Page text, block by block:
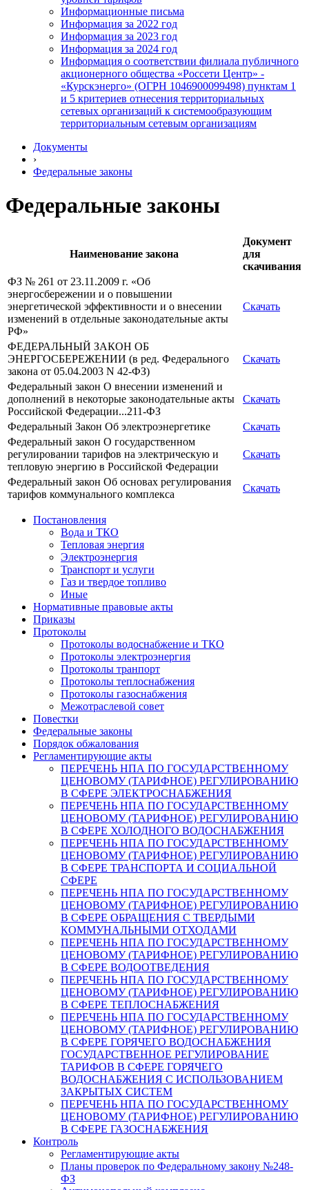
Информационные письма
Информация за 2022 год
Информация за 2023 год
Информация за 2024 год
Информация о соответствии филиала публичного
акционерного общества «Россети Центр» -
«Курскэнерго» (ОГРН 1046900099498) пунктам 1
и 5 критериев отнесения территориальных
сетевых организаций к системообразующим
территориальным сетевым организациям
Документы
›
Федеральные законы
Федеральные законы
Наименование закона
Документ
для
скачивания
ФЗ № 261 от 23.11.2009 г. «Об
энергосбережении и о повышении
энергетической эффективности и о внесении
изменений в отдельные законодательные акты
РФ»
Скачать
ФЕДЕРАЛЬНЫЙ ЗАКОН ОБ
ЭНЕРГОСБЕРЕЖЕНИИ (в ред. Федерального
закона от 05.04.2003 N 42-ФЗ)
Скачать
Федеральный закон О внесении изменений и
дополнений в некоторые законодательные акты
Российской Федерации...211-ФЗ
Скачать
Федеральный Закон Об электроэнергетике
Скачать
Федеральный закон О государственном
регулировании тарифов на электрическую и
тепловую энергию в Российской Федерации
Скачать
Федеральный закон Об основах регулирования
тарифов коммунального комплекса
Скачать
Постановления
Вода и ТКО
Тепловая энергия
Электроэнергия
Транспорт и услуги
Газ и твердое топливо
Иные
Нормативные правовые акты
Приказы
Протоколы
Протоколы водоснабжение и ТКО
Протоколы электроэнергия
Протоколы транпорт
Протоколы теплоснабжения
Протоколы газоснабжения
Межотраслевой совет
Повестки
Федеральные законы
Порядок обжалования
Регламентирующие акты
ПЕРЕЧЕНЬ НПА ПО ГОСУДАРСТВЕННОМУ
ЦЕНОВОМУ (ТАРИФНОЕ) РЕГУЛИРОВАНИЮ
В СФЕРЕ ЭЛЕКТРОСНАБЖЕНИЯ
ПЕРЕЧЕНЬ НПА ПО ГОСУДАРСТВЕННОМУ
ЦЕНОВОМУ (ТАРИФНОЕ) РЕГУЛИРОВАНИЮ
В СФЕРЕ ХОЛОДНОГО ВОДОСНАБЖЕНИЯ
ПЕРЕЧЕНЬ НПА ПО ГОСУДАРСТВЕННОМУ
ЦЕНОВОМУ (ТАРИФНОЕ) РЕГУЛИРОВАНИЮ
В СФЕРЕ ТРАНСПОРТА И СОЦИАЛЬНОЙ
СФЕРЕ
ПЕРЕЧЕНЬ НПА ПО ГОСУДАРСТВЕННОМУ
ЦЕНОВОМУ (ТАРИФНОЕ) РЕГУЛИРОВАНИЮ
В СФЕРЕ ОБРАЩЕНИЯ С ТВЕРДЫМИ
КОММУНАЛЬНЫМИ ОТХОДАМИ
ПЕРЕЧЕНЬ НПА ПО ГОСУДАРСТВЕННОМУ
ЦЕНОВОМУ (ТАРИФНОЕ) РЕГУЛИРОВАНИЮ
В СФЕРЕ ВОДООТВЕДЕНИЯ
ПЕРЕЧЕНЬ НПА ПО ГОСУДАРСТВЕННОМУ
ЦЕНОВОМУ (ТАРИФНОЕ) РЕГУЛИРОВАНИЮ
В СФЕРЕ ТЕПЛОСНАБЖЕНИЯ
ПЕРЕЧЕНЬ НПА ПО ГОСУДАРСТВЕННОМУ
ЦЕНОВОМУ (ТАРИФНОЕ) РЕГУЛИРОВАНИЮ
В СФЕРЕ ГОРЯЧЕГО ВОДОСНАБЖЕНИЯ
ГОСУДАРСТВЕННОЕ РЕГУЛИРОВАНИЕ
ТАРИФОВ В СФЕРЕ ГОРЯЧЕГО
ВОДОСНАБЖЕНИЯ С ИСПОЛЬЗОВАНИЕМ
ЗАКРЫТЫХ СИСТЕМ
ПЕРЕЧЕНЬ НПА ПО ГОСУДАРСТВЕННОМУ
ЦЕНОВОМУ (ТАРИФНОЕ) РЕГУЛИРОВАНИЮ
В СФЕРЕ ГАЗОСНАБЖЕНИЯ
Контроль
Регламентирующие акты
Планы проверок по Федеральному закону №248-
ФЗ